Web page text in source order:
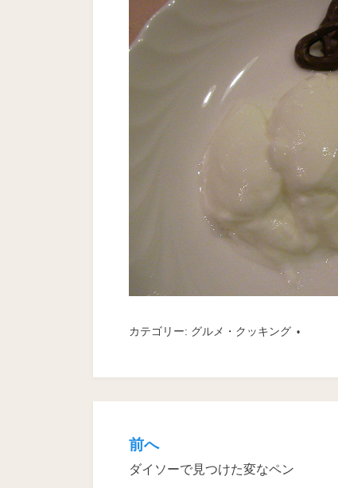
カテゴリー: グルメ・クッキング
投
稿
前へ
ダイソーで見つけた変なペン